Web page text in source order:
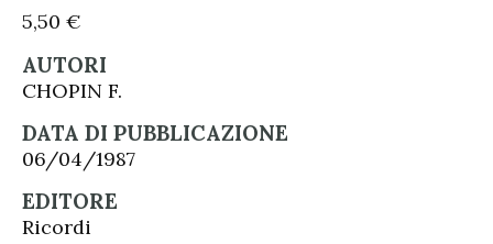
5,50 €
AUTORI
CHOPIN F.
DATA DI PUBBLICAZIONE
06/04/1987
EDITORE
Ricordi